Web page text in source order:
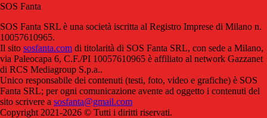
SOS Fanta
SOS Fanta SRL è una società iscritta al Registro Imprese di Milano n.
10057610965.
Il sito sosfanta.com di titolarità di SOS Fanta SRL, con sede a Milano,
via Paleocapa 6, C.F./PI 10057610965 è affiliato al network Gazzanet
di RCS Mediagroup S.p.a..
Unico responsabile dei contenuti (testi, foto, video e grafiche) è SOS
Fanta SRL; per ogni comunicazione avente ad oggetto i contenuti del
sito scrivere a sosfanta@gmail.com
Copyright 2021-2026 © Tutti i diritti riservati.